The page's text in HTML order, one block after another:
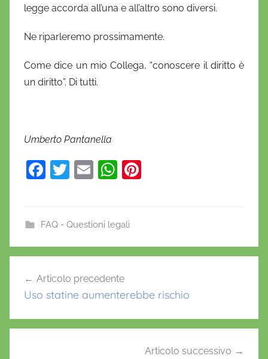
legge accorda all’una e all’altro sono diversi.
Ne riparleremo prossimamente.
Come dice un mio Collega, “conoscere il diritto è
un diritto”. Di tutti.
Umberto Pantanella
F
e
b
o
k
T
er
E
l
W
s
A
p
st
FAQ - Questioni legali
articoli
Articolo precedente
Uso statine aumenterebbe rischio
Articolo successivo